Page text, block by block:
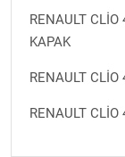
RENAULT
KAPAK
RENAULT
RENAULT